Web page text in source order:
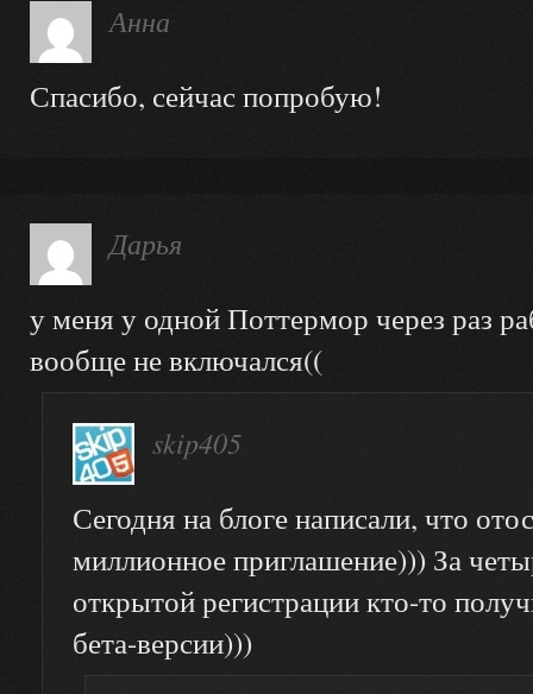
Анна
Спасибо, сейчас попробую!
Дарья
у меня у одной Поттермор через раз
вообще не включался((
skip405
Сегодня на блоге написали, что
миллионное приглашение))) За
открытой регистрации кто-то
бета-версии)))